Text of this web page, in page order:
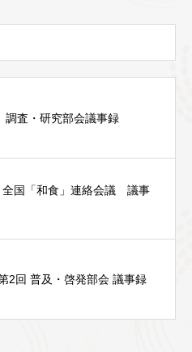
査・研究部会議事録
国「和食」連絡会議 議事
2回 普及・啓発部会 議事録